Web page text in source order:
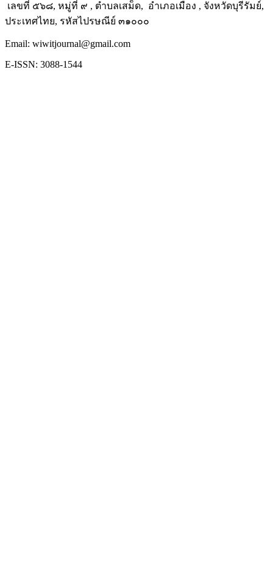
เลขที่ ๕๖๘, หมู่ที่ ๙ , ตำบลเสม็ด, อำเภอเมือง , จังหวัดบุรีรัมย์,
ประเทศไทย, รหัสไปรษณีย์ ๓๑๐๐๐
Email: wiwitjournal@gmail.com
E-ISSN: 3088-1544